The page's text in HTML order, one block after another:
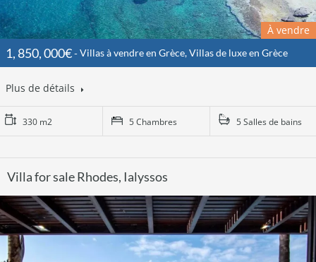
À vendre
1, 850, 000€ Villas à vendre en Grèce, Villas de luxe en Grèce
Plus de détails
330 m2 5 Chambres 5 Salles de bains
Villa for sale Rhodes, Ialyssos